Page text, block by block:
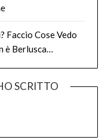
Faccio Cose Vedo
è Berlusca…
SCRITTO